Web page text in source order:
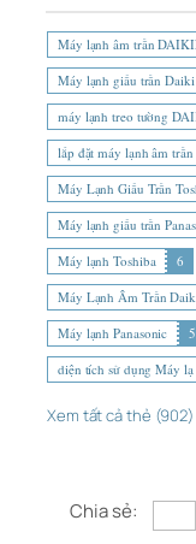
Máy lạnh âm trần
Máy lạnh giấu trần Daiki
máy lạnh treo tường
lắp đặt máy lạnh âm trần
Máy Lạnh Giấu Trần
Máy lạnh giấu trần Panas
Máy lạnh Toshiba
6
Máy Lạnh Âm Trần
Máy lạnh Panasonic
5
diện tích sử dụng Máy lạ
Xem tất cả thẻ (902)
Chia sẻ: